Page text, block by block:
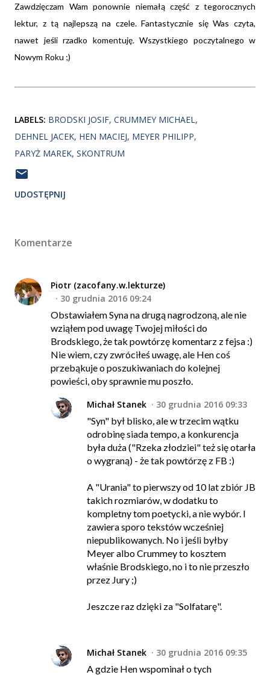
Zawdzięczam Wam ponownie niemałą część z tegorocznych
lektur, z tą najlepszą na czele. Fantastycznie się Was czyta,
nawet jeśli rzadko komentuję. Wszystkiego poczytalnego w
Nowym Roku ;)
LABELS: BRODSKI JOSIF CRUMMEY MICHAEL
DEHNEL JACEK HEN MACIEJ MEYER PHILIPP
PARYŻ MAREK SKONTRUM
UDOSTĘPNIJ
Komentarze
Piotr (zacofany.w.lekturze)
30 grudnia 2016 09:24
Obstawiałem Syna na drugą nagrodzoną, ale nie
wziąłem pod uwagę Twojej miłości do
Brodskiego, że tak powtórzę komentarz z fejsa :)
Nie wiem, czy zwróciłeś uwagę, ale Hen coś
przebąkuje o poszukiwaniach do kolejnej
powieści, oby sprawnie mu poszło.
Michał Stanek
30 grudnia 2016 09:33
"Syn" był blisko, ale w trzecim wątku
odrobinę siada tempo, a konkurencja
była duża ("Rzeka złodziei" też się otarła
o wygraną) - że tak powtórzę z FB :)
A "Urania" to pierwszy od 10 lat zbiór JB
takich rozmiarów, w dodatku to
kompletny tom poetycki, a nie wybór. I
zawiera sporo tekstów wcześniej
niepublikowanych. No i jeśli byłby
Meyer albo Crummey to kosztem
właśnie Brodskiego, no i to nie przeszło
przez Jury ;)
Jeszcze raz dzięki za "Solfatarę".
Michał Stanek
30 grudnia 2016 09:35
A gdzie Hen wspominał o tych